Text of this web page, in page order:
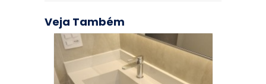
Veja Também